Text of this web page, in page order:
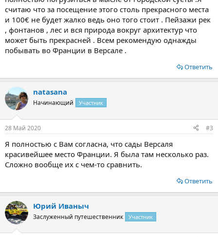
считаю что за посещение этого столь прекрасного места
и 100€ не будет жалко ведь оно того стоит . Пейзажи рек
, фонтанов , лес и вся природа вокруг архитектур что
может быть прекрасней . Всем рекомендую однажды
побывать во Франции в Версале .
Ответить
natasana
Начинающий Участник
28 Май 2020 #3
Я полностью с Вам согласна, что сады Версаля
красивейшее место Франции. Я была там несколько раз.
Сложно вообще их с чем-то сравнить.
Ответить
Юрий Иваныч
Заслуженный путешественник Участник